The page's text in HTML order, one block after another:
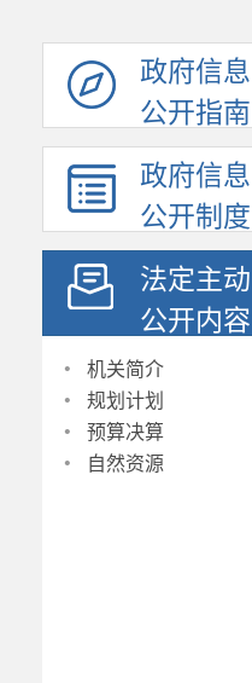
政府信息
公开指南
政府信息
公开制度
法定主动
公开内容
· 机关简介
· 规划计划
· 预算决算
· 自然资源